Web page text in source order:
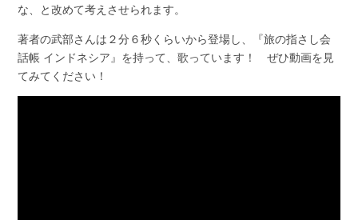
な、と改めて考えさせられます。
著者の武部さんは２分６秒くらいから登場し、『旅の指さし会
話帳 インドネシア』を持って、歌っています！ ぜひ動画を見
てみてください！